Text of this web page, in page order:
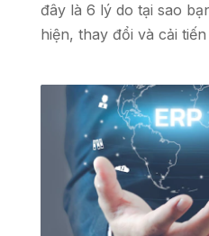
đây là 6 lý do tại sao
hiện, thay đổi và cải